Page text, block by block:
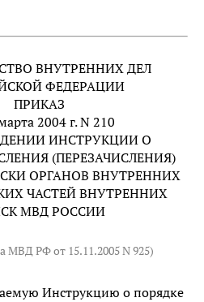
ВНУТРЕННИХ ДЕЛ
ФЕДЕРАЦИИ
ПРИКАЗ
2004 г. N 210
ИНСТРУКЦИИ О
(ПЕРЕЗАЧИСЛЕНИЯ)
ОРГАНОВ ВНУТРЕННИХ
ЧАСТЕЙ ВНУТРЕННИХ
МВД РОССИИ
МВД РФ от 15.11.2005 N 925)
Инструкцию о порядке